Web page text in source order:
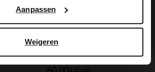
Aanpassen
Weigeren
Schwarze Slingbackpumps aus Leder
Manfield
Silberfarbene Slingbacks aus Leder